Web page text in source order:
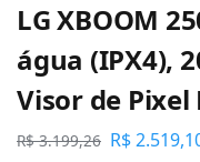
LG XBOOM
água (IPX4),
Visor de Pixel
R$3.199,26 R$